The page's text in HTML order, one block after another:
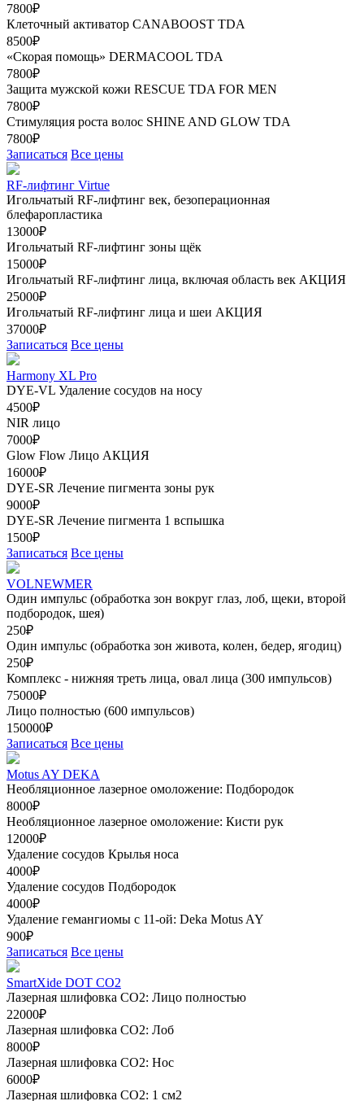
7800₽
Клеточный активатор CANABOOST TDA
8500₽
«Скорая помощь» DERMACOOL TDA
7800₽
Защита мужской кожи RESCUE TDA FOR MEN
7800₽
Стимуляция роста волос SHINE AND GLOW TDA
7800₽
Записаться Все цены
RF-лифтинг Virtue
Игольчатый RF-лифтинг век, безоперационная
блефаропластика
13000₽
Игольчатый RF-лифтинг зоны щёк
15000₽
Игольчатый RF-лифтинг лица, включая область век АКЦИЯ
25000₽
Игольчатый RF-лифтинг лица и шеи АКЦИЯ
37000₽
Записаться Все цены
Harmony XL Pro
DYE-VL Удаление сосудов на носу
4500₽
NIR лицо
7000₽
Glow Flow Лицо АКЦИЯ
16000₽
DYE-SR Лечение пигмента зоны рук
9000₽
DYE-SR Лечение пигмента 1 вспышка
1500₽
Записаться Все цены
VOLNEWMER
Один импульс (обработка зон вокруг глаз, лоб, щеки, второй
подбородок, шея)
250₽
Один импульс (обработка зон живота, колен, бедер, ягодиц)
250₽
Комплекс - нижняя треть лица, овал лица (300 импульсов)
75000₽
Лицо полностью (600 импульсов)
150000₽
Записаться Все цены
Motus AY DEKA
Необляционное лазерное омоложение: Подбородок
8000₽
Необляционное лазерное омоложение: Кисти рук
12000₽
Удаление сосудов Крылья носа
4000₽
Удаление сосудов Подбородок
4000₽
Удаление гемангиомы с 11-ой: Deka Motus AY
900₽
Записаться Все цены
SmartXide DOT CO2
Лазерная шлифовка CO2: Лицо полностью
22000₽
Лазерная шлифовка СО2: Лоб
8000₽
Лазерная шлифовка СО2: Нос
6000₽
Лазерная шлифовка СО2: 1 см2